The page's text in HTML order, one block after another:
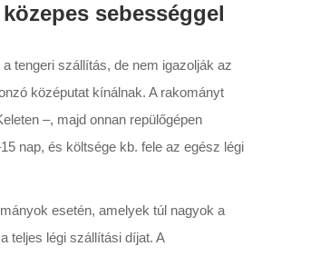
sebességgel
tengeri szállítás, de nem igazolják az
középutat kínálnak. A rakományt
–, majd onnan repülőgépen
nap, és költsége kb. fele az egész légi
esetén, amelyek túl nagyok a
teljes légi szállítási díjat. A